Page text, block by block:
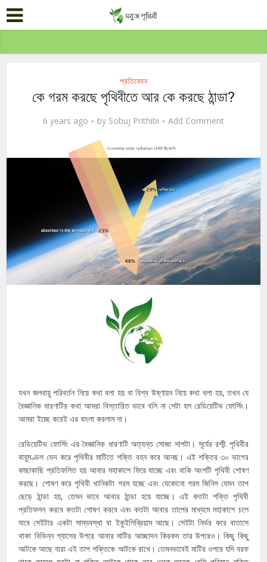
প্রতিবেদন
কে গরম করছে পৃথিবীতে আর কে করছে ঠান্ডা?
6 years ago by Sobuj Prithibi Add Comment
যখন জলবায়ু পরিবর্তন নিয়ে কথা বলা হয় বা বিশ্ব উষ্ণায়ন নিয়ে কথা বলা হয়, তখন যে
বৈজ্ঞানিক ধারণাটির কথা আমরা বিস্তারিত ভাবে বলি না সেটা হল রেডিয়েটিভ ফোর্সিং।
আমরা ইচ্ছে করেই এর বাংলা করলাম না।
রেডিয়েটিভ ফোর্সিং এর বৈজ্ঞানিক ধারণাটি অত্যন্ত সোজা সাপটা। সূর্যের রশ্মী পৃথিবীর
বায়ুমণ্ডল ভেদ করে পৃথিবীর মাটিতে শক্তি বহন করে আনছ। এই শক্তির ৩০ ভাগের
কাছাকাছি প্রতিফলিত হয় আবার মহাকাশে ফিরে যাচ্ছে এবং বাকি অংশটি পৃথিবী শোষণ
করছে। শোষণ করে পৃথিবী খানিকটা গরম হচ্ছে এবং যেকোনো গরম জিনিস যেমন তাপ
ছেড়ে ঠান্ডা হয়, তেমন ভাবে আবার ঠান্ডা হয়ে যাচ্ছে। এই কতটা শক্তি পৃথিবী
প্রতিফলন করবে কতটা শোষণ করবে এবং কতটা আবার তাপের মাধ্যমে মহাকাশে চলে
যাবে সেইটার একটা সাম্যবস্থা বা ইকুইলিব্রিয়াম আছে। সেইটা নির্ভর করে বাতাসে
থাকা বিভিন্ন গ্যাসের উপরে আবার মাটির আচ্ছাদন কিরকম তার উপরেও। কিছু কিছু
আটকে আছে যারা এই তাপ শক্তিকে আটকে রাখে। তেমনভাবেই মাটির ওপরে যদি বরফ